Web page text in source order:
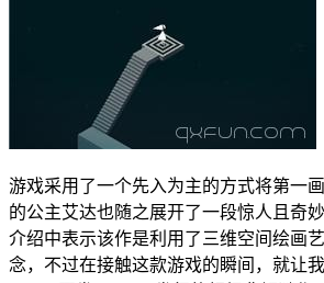
游戏采用了一个先入为主的方式将第一
的公主艾达也随之展开了一段惊人且奇
介绍中表示该作是利用了三维空间绘画
念，不过在接触这款游戏的瞬间，就让我